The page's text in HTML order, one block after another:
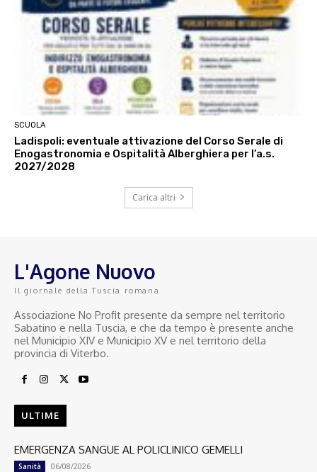
SCUOLA
Ladispoli: eventuale attivazione del Corso Serale di
Enogastronomia e Ospitalità Alberghiera per l’a.s.
2027/2028
Carica altri
L'Agone Nuovo
Il giornale della Tuscia romana
Associazione No Profit presente da sempre nel territorio
Sabatino e nella Tuscia, e che da tempo è presente anche
nel Municipio XIV e Municipio XV e nel territorio della
provincia di Viterbo.
ULTIME
EMERGENZA SANGUE AL POLICLINICO GEMELLI
Sanità 06/08/2026